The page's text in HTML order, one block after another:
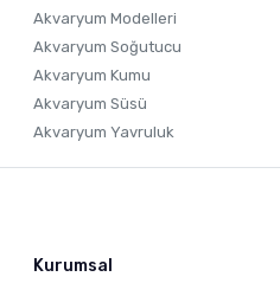
Akvaryum Modelleri
Akvaryum Soğutucu
Akvaryum Kumu
Akvaryum Süsü
Akvaryum Yavruluk
Kurumsal